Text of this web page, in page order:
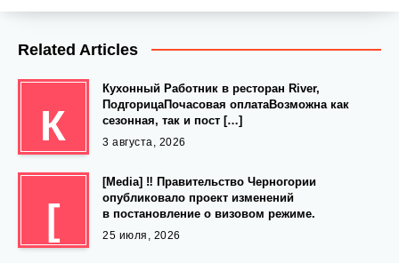
Related Articles
К
Кухонный Работник в ресторан River,
ПодгорицаПочасовая оплатаВозможна как
сезонная, так и пост […]
3 августа, 2026
[
[Media] ‼️ Правительство Черногории
опубликовало проект изменений
в постановление о визовом режиме.
25 июля, 2026